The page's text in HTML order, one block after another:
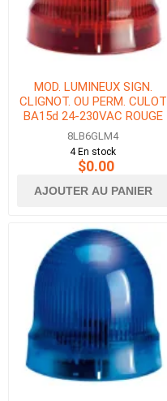
MOD. LUMINEUX SIGN.
CLIGNOT. OU PERM. CULOT
BA15d 24-230VAC ROUGE
8LB6GLM4
4 En stock
$0.00
AJOUTER AU PANIER